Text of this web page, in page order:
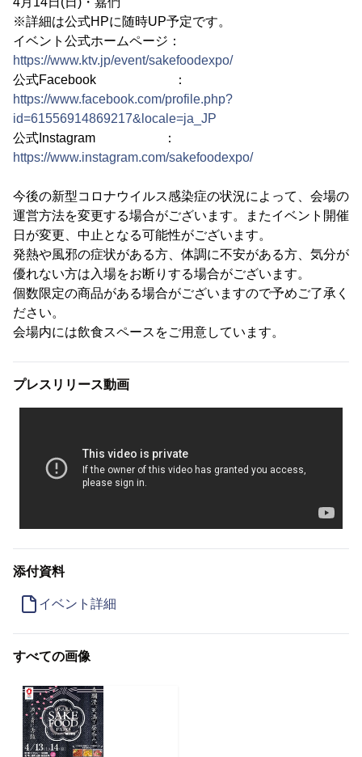
※詳細は公式HPに随時UP予定です。
イベント公式ホームページ：
https://www.ktv.jp/event/sakefoodexpo/
公式Facebook ：
https://www.facebook.com/profile.php?
id=61556914869217&locale=ja_JP
公式Instagram ：
https://www.instagram.com/sakefoodexpo/
今後の新型コロナウイルス感染症の状況によって、会場の
運営方法を変更する場合がございます。またイベント開催
日が変更、中止となる可能性がございます。
発熱や風邪の症状がある方、体調に不安がある方、気分が
優れない方は入場をお断りする場合がございます。
個数限定の商品がある場合がございますので予めご了承く
ださい。
会場内には飲食スペースをご用意しています。
プレスリリース動画
添付資料
イベント詳細
すべての画像